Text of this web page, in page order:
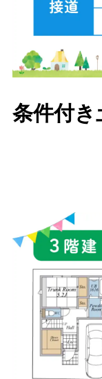
条件付